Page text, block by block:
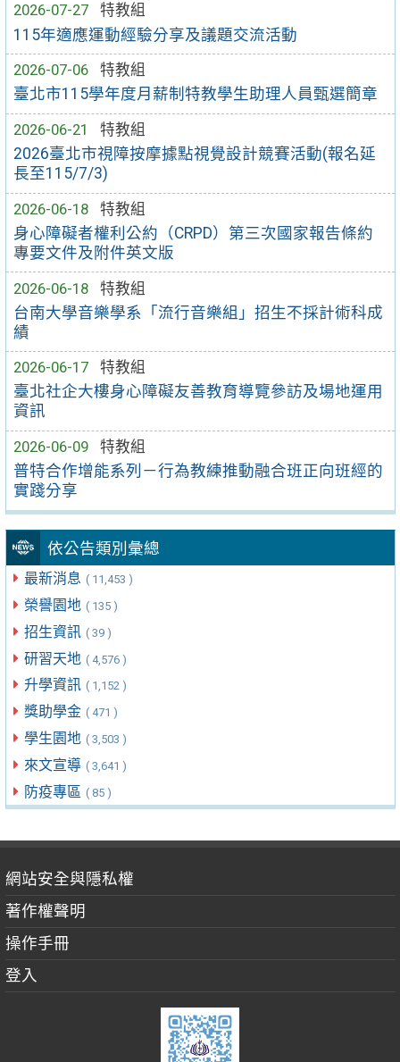
2026-07-27
特教組
115年適應運動經驗分享及議題交流活動
2026-07-06
特教組
臺北市115學年度月薪制特教學生助理人員甄選簡章
2026-06-21
特教組
2026臺北市視障按摩據點視覺設計競賽活動(報名延
長至115/7/3)
2026-06-18
特教組
身心障礙者權利公約（CRPD）第三次國家報告條約
專要文件及附件英文版
2026-06-18
特教組
台南大學音樂學系「流行音樂組」招生不採計術科成
績
2026-06-17
特教組
臺北社企大樓身心障礙友善教育導覽參訪及場地運用
資訊
2026-06-09
特教組
普特合作增能系列－行為教練推動融合班正向班經的
實踐分享
依公告類別彙總
最新消息 ( 11,453 )
榮譽園地 ( 135 )
招生資訊 ( 39 )
研習天地 ( 4,576 )
升學資訊 ( 1,152 )
獎助學金 ( 471 )
學生園地 ( 3,503 )
來文宣導 ( 3,641 )
防疫專區 ( 85 )
網站安全與隱私權
著作權聲明
操作手冊
登入